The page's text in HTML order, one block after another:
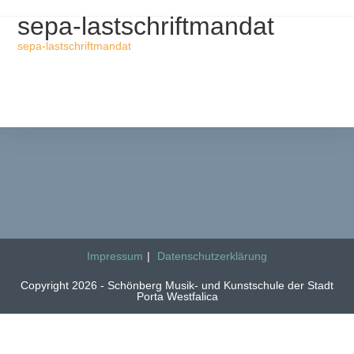
sepa-lastschriftmandat
sepa-lastschriftmandat
Impressum Datenschutzerklärung
Copyright 2026 - Schönberg Musik- und Kunstschule der Stadt
Porta Westfalica